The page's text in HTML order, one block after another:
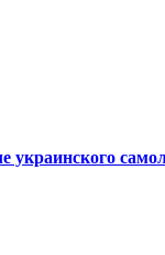
украинского